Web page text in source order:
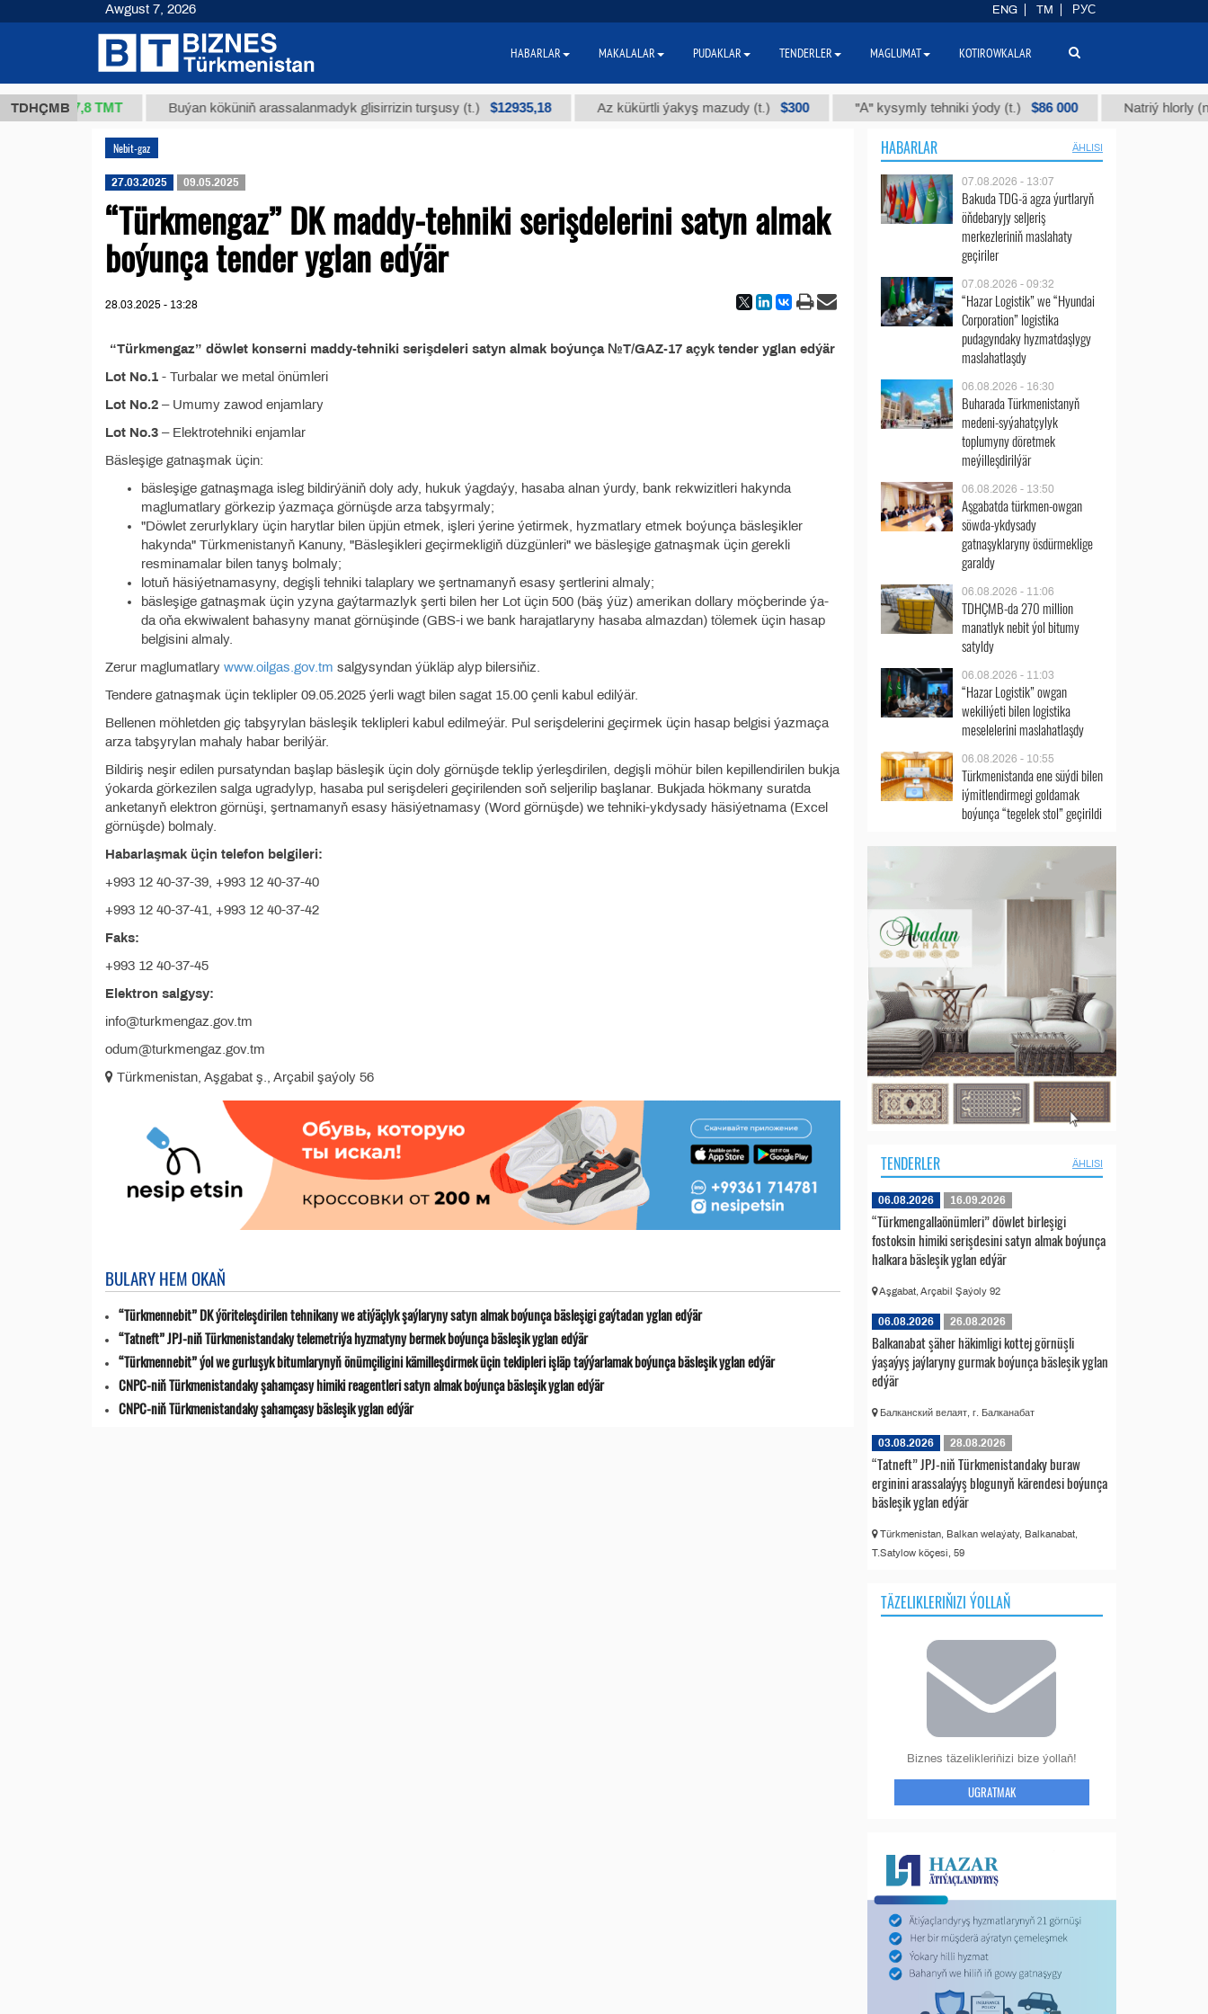
TDHÇMB
37,8 ТМТ Buýan köküniň arassalanmadyk glisirrizin turşusy (t.) $12935,18 Az kükürtli ýakyş mazudy (t.) $300 "А" kysymly tehniki ýody (t.) $86 000 Natriý hlorly
Nebit-gaz
27.03.2025 09.05.2025
“Türkmengaz” DK maddy-tehniki serişdelerini satyn almak
boýunça tender yglan edýär
28.03.2025 - 13:28
“Türkmengaz” döwlet konserni maddy-tehniki serişdeleri satyn almak boýunça №T/GAZ-17 açyk tender yglan edýär
Lot No.1 - Turbalar we metal önümleri
Lot No.2 – Umumy zawod enjamlary
Lot No.3 – Elektrotehniki enjamlar
Bäsleşige gatnaşmak üçin:
bäsleşige gatnaşmaga isleg bildirýäniň doly ady, hukuk ýagdaýy, hasaba alnan ýurdy, bank rekwizitleri hakynda
maglumatlary görkezip ýazmaça görnüşde arza tabşyrmaly;
"Döwlet zerurlyklary üçin harytlar bilen üpjün etmek, işleri ýerine ýetirmek, hyzmatlary etmek boýunça bäsleşikler
hakynda" Türkmenistanyň Kanuny, "Bäsleşikleri geçirmekligiň düzgünleri" we bäsleşige gatnaşmak üçin gerekli
resminamalar bilen tanyş bolmaly;
lotuň häsiýetnamasyny, degişli tehniki talaplary we şertnamanyň esasy şertlerini almaly;
bäsleşige gatnaşmak üçin yzyna gaýtarmazlyk şerti bilen her Lot üçin 500 (bäş ýüz) amerikan dollary möçberinde ýa-
da oňa ekwiwalent bahasyny manat görnüşinde (GBS-i we bank harajatlaryny hasaba almazdan) tölemek üçin hasap
belgisini almaly.
Zerur maglumatlary www.oilgas.gov.tm salgysyndan ýükläp alyp bilersiňiz.
Tendere gatnaşmak üçin teklipler 09.05.2025 ýerli wagt bilen sagat 15.00 çenli kabul edilýär.
Bellenen möhletden giç tabşyrylan bäsleşik teklipleri kabul edilmeýär. Pul serişdelerini geçirmek üçin hasap belgisi ýazmaça
arza tabşyrylan mahaly habar berilýär.
Bildiriş neşir edilen pursatyndan başlap bäsleşik üçin doly görnüşde teklip ýerleşdirilen, degişli möhür bilen kepillendirilen bukja
ýokarda görkezilen salga ugradylyp, hasaba pul serişdeleri geçirilenden soň seljerilip başlanar. Bukjada hökmany suratda
anketanyň elektron görnüşi, şertnamanyň esasy häsiýetnamasy (Word görnüşde) we tehniki-ykdysady häsiýetnama (Excel
görnüşde) bolmaly.
Habarlaşmak üçin telefon belgileri:
+993 12 40-37-39, +993 12 40-37-40
+993 12 40-37-41, +993 12 40-37-42
Faks:
+993 12 40-37-45
Elektron salgysy:
info@turkmengaz.gov.tm
odum@turkmengaz.gov.tm
Türkmenistan, Aşgabat ş., Arçabil şaýoly 56
BULARY HEM OKAŇ
“Türkmennebit” DK ýöriteleşdirilen tehnikany we atiýäçlyk şaýlaryny satyn almak boýunça bäsleşigi gaýtadan yglan edýär
“Tatneft” JPJ-niň Türkmenistandaky telemetriýa hyzmatyny bermek boýunça bäsleşik yglan edýär
“Türkmennebit” ýol we gurluşyk bitumlarynyň önümçiligini kämilleşdirmek üçin teklipleri işläp taýýarlamak boýunça bäsleşik yglan edýär
CNPC-niň Türkmenistandaky şahamçasy himiki reagentleri satyn almak boýunça bäsleşik yglan edýär
CNPC-niň Türkmenistandaky şahamçasy bäsleşik yglan edýär
HABARLAR ÄHLISI
07.08.2026 - 13:07
Bakuda TDG-ä agza ýurtlaryň
öňdebaryjy seljeriş
merkezleriniň maslahaty
geçiriler
07.08.2026 - 09:32
“Hazar Logistik” we “Hyundai
Corporation” logistika
pudagyndaky hyzmatdaşlygy
maslahatlaşdy
06.08.2026 - 16:30
Buharada Türkmenistanyň
medeni-syýahatçylyk
toplumyny döretmek
meýilleşdirilýär
06.08.2026 - 13:50
Aşgabatda türkmen-owgan
söwda-ykdysady
gatnaşyklaryny ösdürmeklige
garaldy
06.08.2026 - 11:06
TDHÇMB-da 270 million
manatlyk nebit ýol bitumy
satyldy
06.08.2026 - 11:03
“Hazar Logistik” owgan
wekiliýeti bilen logistika
meselelerini maslahatlaşdy
06.08.2026 - 10:55
Türkmenistanda ene süýdi bilen
iýmitlendirmegi goldamak
boýunça “tegelek stol” geçirildi
TENDERLER ÄHLISI
06.08.2026 16.09.2026
“Türkmengallaönümleri” döwlet birleşigi
fostoksin himiki serişdesini satyn almak boýunça
halkara bäsleşik yglan edýär
Aşgabat, Arçabil Şaýoly 92
06.08.2026 26.08.2026
Balkanabat şäher häkimligi kottej görnüşli
ýaşaýyş jaýlaryny gurmak boýunça bäsleşik yglan
edýär
Балканский велаят, г. Балканабат
03.08.2026 28.08.2026
“Tatneft” JPJ-niň Türkmenistandaky buraw
erginini arassalaýyş blogunyň kärendesi boýunça
bäsleşik yglan edýär
Türkmenistan, Balkan welaýaty, Balkanabat,
T.Satylow köçesi, 59
TÄZELIKLERIŇIZI ÝOLLAŇ
Biznes täzelikleriňizi bize ýollaň!
UGRATMAK
Awgust 7, 2026 ENG TM РУС
HABARLAR MAKALALAR PUDAKLAR TENDERLER MAGLUMAT KOTIROWKALAR